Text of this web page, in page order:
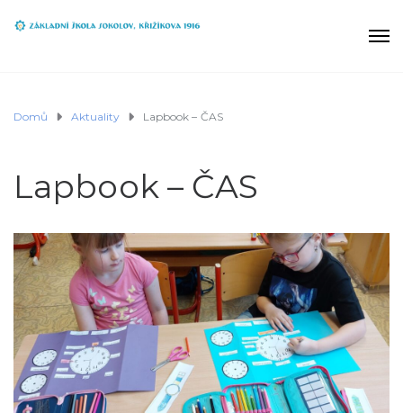
Domů Aktuality Lapbook – ČAS
Lapbook – ČAS